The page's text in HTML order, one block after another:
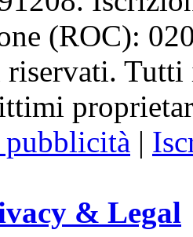
(ROC):
Tutti
pubblicità |
& Legal